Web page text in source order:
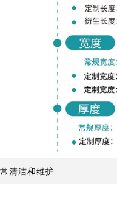
清洁和维护